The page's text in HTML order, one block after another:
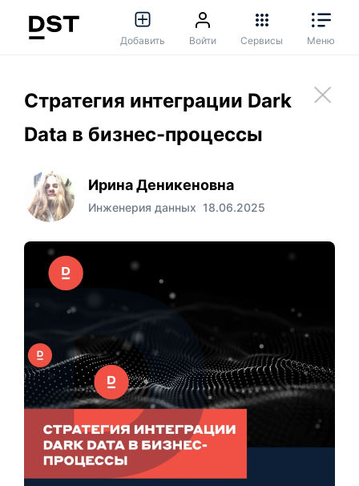
Добавить Войти Сервисы Меню
Стратегия интеграции Dark
Data в бизнес-процессы
Ирина Деникеновна
Инженерия данных 18.06.2025